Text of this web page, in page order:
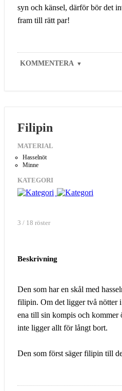
syn och känsel, därför bör det
fram till rätt par!
KOMMENTERA ▼
Filipin
MATERIAL
Hasselnöt
Minne
KATEGORI
3 / 18 röster
Beskrivning
Den som har en skål med
filipin. Om det ligger två nötter i
ena till sin kompis och kommer
inte ligger allt för långt bort.
Den som först säger filipin till